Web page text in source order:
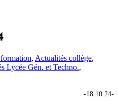
, Actualités collège,
Lycée Gén. et Techno.,
-18.10.24-